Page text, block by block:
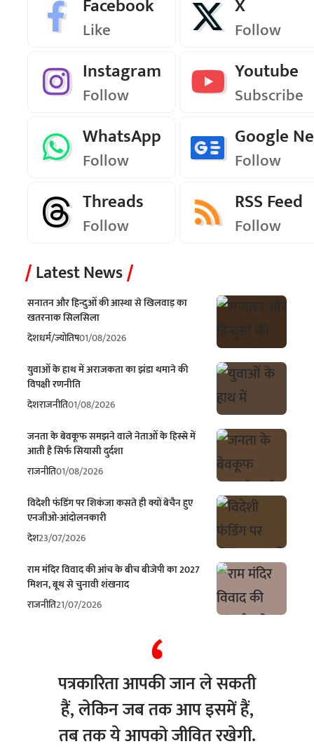
Like Follow
Instagram
Follow
Youtube
Subscribe
WhatsApp
Follow
Google
Follow
Threads
Follow
RSS Feed
Follow
Latest News
सनातन और हिन्दुओं की आस्था से खिलवाड़ का
खतरनाक सिलसिला
देशधर्म/ज्योतिष01/08/2026
युवाओं के हाथ में अराजकता का झंडा थमाने की
विपक्षी रणनीति
देशराजनीति01/08/2026
जनता के बेवकूफ समझने वाले नेताओं के हिस्से में
आती है सिर्फ सियासी दुर्दशा
राजनीति01/08/2026
विदेशी फंडिंग पर शिकंजा कसते ही क्यों बेचैन हुए
एनजीओ-आंदोलनकारी
देश23/07/2026
राम मंदिर विवाद की आंच के बीच बीजेपी का 2027
मिशन, बूथ से चुनावी शंखनाद
राजनीति21/07/2026
पत्रकारिता आपकी जान ले सकती
हैं, लेकिन जब तक आप इसमें हैं,
तब तक ये आपको जीवित रखेगी.